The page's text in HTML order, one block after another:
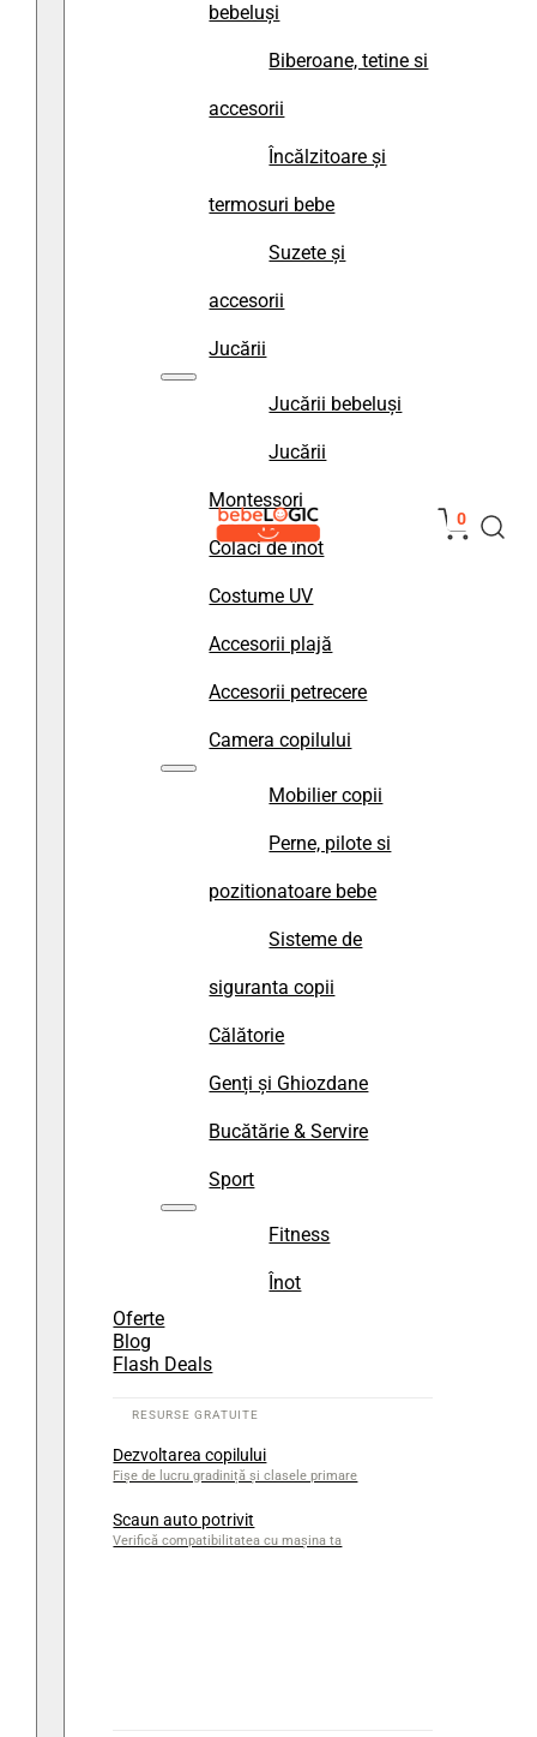
bebeluși
Biberoane, tetine si
accesorii
Încălzitoare și
termosuri bebe
Suzete și
accesorii
Jucării
Jucării bebeluși
Jucării
Montessori
Colaci de înot
Costume UV
Accesorii plajă
Accesorii petrecere
Camera copilului
Mobilier copii
Perne, pilote si
pozitionatoare bebe
Sisteme de
siguranta copii
Călătorie
Genți și Ghiozdane
Bucătărie & Servire
Sport
Fitness
Înot
Oferte
Blog
Flash Deals
Dezvoltarea copilului
Fișe de lucru gradiniță și clasele primare
Scaun auto potrivit
Verifică compatibilitatea cu mașina ta
0